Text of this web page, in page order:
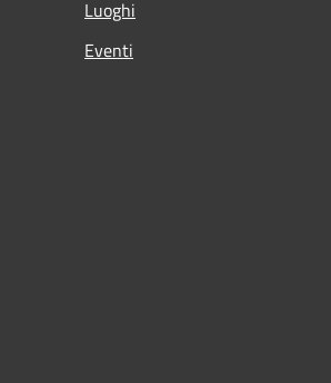
Luoghi
Eventi